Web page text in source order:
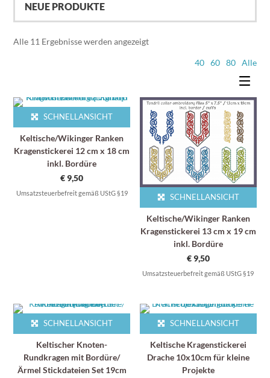
Alle 11 Ergebnisse werden angezeigtNach
40 60 80 Alle
SCHNELLANSICHT
Keltische/Wikinger Ranken
Kragenstickerei 12 cm x 18 cm
inkl. Bordüre
€9,50
Umsatzsteuerbefreit gemäß UStG §19 SCHNELLANSICHT
Keltische/Wikinger Ranken
Kragenstickerei 13 cm x 19 cm
inkl. Bordüre
€9,50
Umsatzsteuerbefreit gemäß UStG §19
SCHNELLANSICHT
Keltischer Knoten-
Rundkragen mit Bordüre/
Ärmel Stickdateien Set 19cm
SCHNELLANSICHT
Keltische Kragenstickerei
Drache 10x10cm für kleine
Projekte